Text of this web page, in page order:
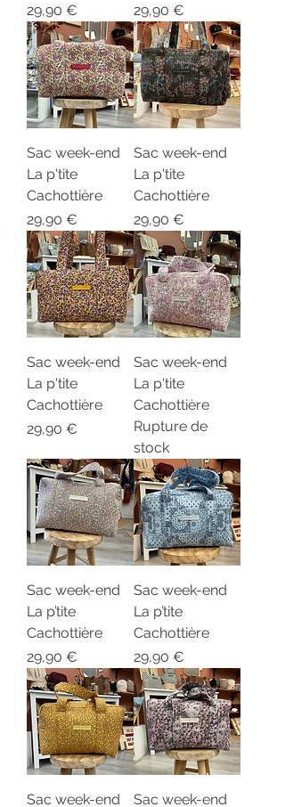
Prix
29,90 €
Prix
29,90 €
Sac week-end
La p'tite
Cachottière
Prix
29,90 €
Sac week-end
La p'tite
Cachottière
Prix
29,90 €
Sac week-end
La p'tite
Cachottière
Prix
29,90 €
Sac week-end
La p'tite
Cachottière
Rupture de
stock
Sac week-end
La p’tite
Cachottière
Prix
29,90 €
Sac week-end
La p’tite
Cachottière
Prix
29,90 €
Sac week-end
Sac week-end